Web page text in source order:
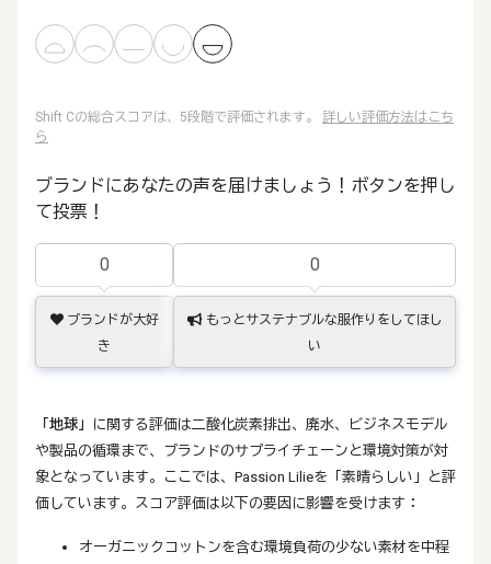
Shift Cの総合スコアは、5段階で評価されます。 詳しい評価方法はこち
ら
ブランドにあなたの声を届けましょう！ボタンを押し
て投票！
0
ブランドが大好
き
0
もっとサステナブルな服作りをしてほし
い
「地球」
に関する評価は二酸化炭素排出、廃水、ビジネスモデル
や製品の循環まで、ブランドのサプライチェーンと環境対策が対
象となっています。ここでは、Passion Lilieを「素晴らしい」と評
価しています。スコア評価は以下の要因に影響を受けます：
オーガニックコットンを含む環境負荷の少ない素材を中程